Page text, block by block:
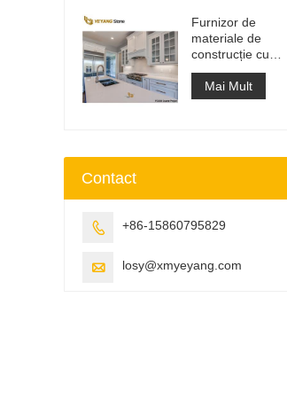
Furnizor de
materiale de
construcție cu
suprafață solidă
din piatră
artificială de cuarț
Mai Mult
Contact
 +86-15860795829
 losy@xmyeyang.com